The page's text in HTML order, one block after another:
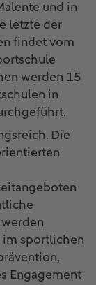
und in
letzte der
findet vom
werden 15
in
Die
sportlichen
Engagement